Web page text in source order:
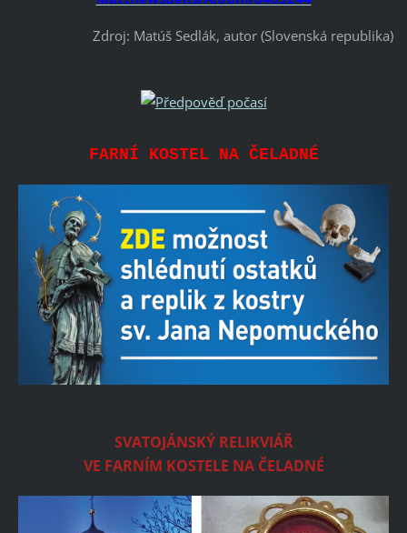
Zdroj: Matúš Sedlák, autor (Slovenská republika)
FARNÍ KOSTEL NA ČELADNÉ
SVATOJÁNSKÝ RELIKVIÁŘ
VE FARNÍM KOSTELE NA ČELADNÉ